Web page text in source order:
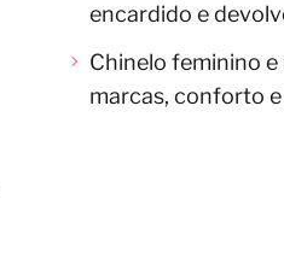
encardido e
Chinelo feminino
marcas, conforto